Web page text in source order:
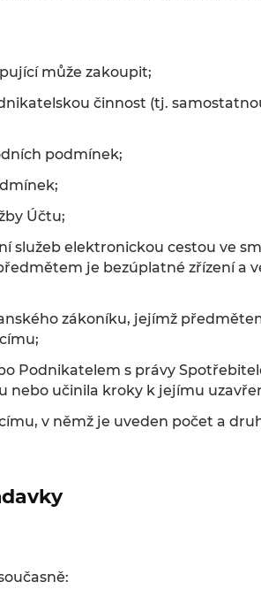
může zakoupit;
činnost (tj.
podmínek;
Účtu;
služeb elektronickou cestou ve
je bezúplatné zřízení a
zákoníku, jejímž
Podnikatelem s právy
nebo učinila kroky k jejímu
v němž je uveden počet a